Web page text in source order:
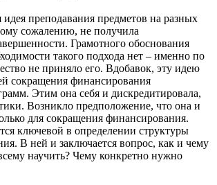
преподавания предметов на разных
сожалению, не получила
Грамотного обоснования
такого подхода нет – именно по
не приняло его. Вдобавок, эту идею
сокращения финансирования
Этим она себя и дискредитировала,
Возникло предположение, что она и
для сокращения финансирования.
ключевой в определении структуры
В ней и заключается вопрос, как и чему
научить? Чему конкретно нужно